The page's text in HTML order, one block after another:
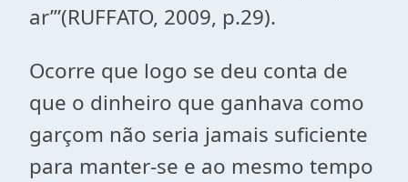
ar’”(RUFFATO, 2009, p.29).
Ocorre que logo se deu conta de
que o dinheiro que ganhava como
garçom não seria jamais suficiente
para manter-se e ao mesmo tempo